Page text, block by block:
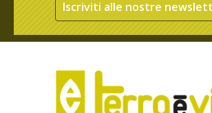
Iscriviti alle nostre